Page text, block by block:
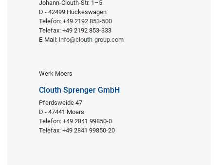
Johann-Clouth-Str. 1–5
D - 42499 Hückeswagen
Telefon: +49 2192 853-500
Telefax: +49 2192 853-333
E-Mail: info@clouth-group.com
Werk Moers
Clouth Sprenger GmbH
Pferdsweide 47
D - 47441 Moers
Telefon: +49 2841 99850-0
Telefax: +49 2841 99850-20